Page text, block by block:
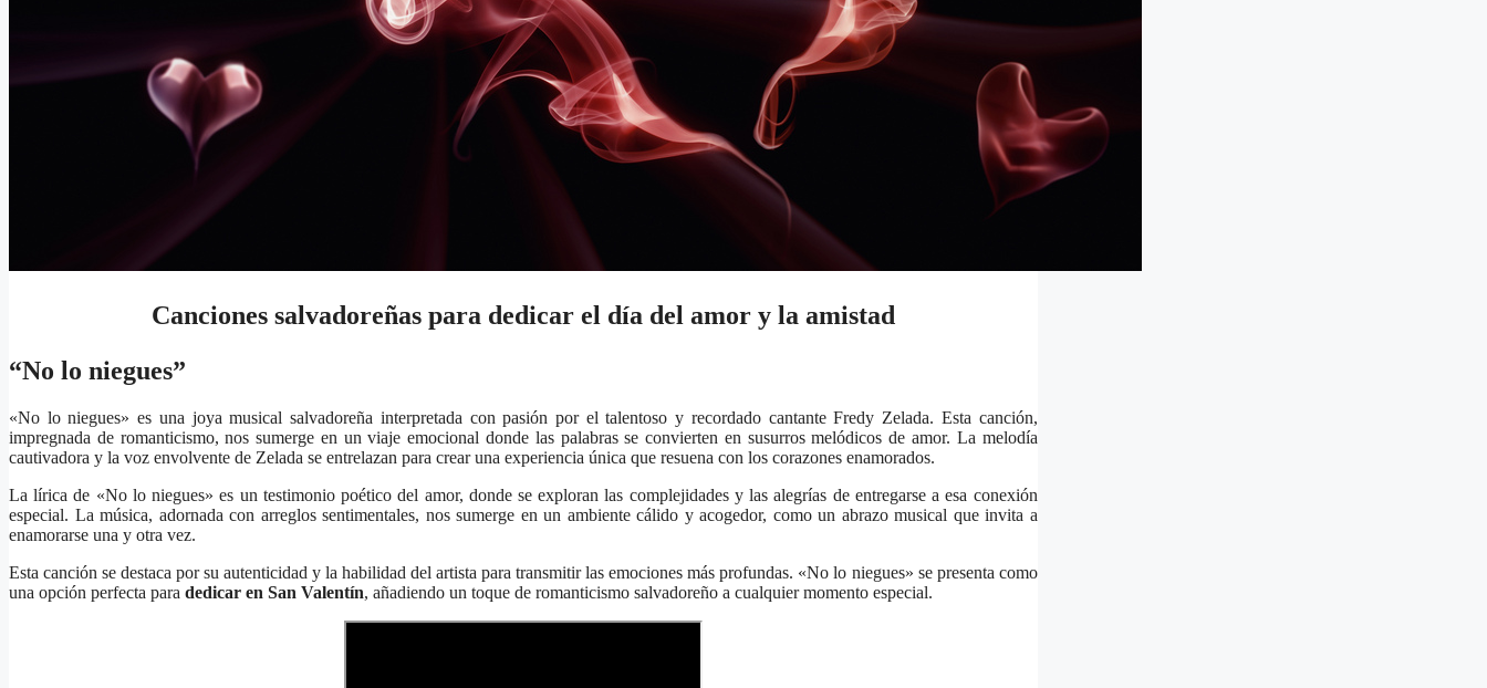
Canciones salvadoreñas para dedicar el día del amor y la amistad
“No lo niegues”
«No lo niegues» es una joya musical salvadoreña interpretada con pasión por el talentoso y recordado cantante Fredy Zelada. Esta canción,
impregnada de romanticismo, nos sumerge en un viaje emocional donde las palabras se convierten en susurros melódicos de amor. La melodía
cautivadora y la voz envolvente de Zelada se entrelazan para crear una experiencia única que resuena con los corazones enamorados.
La lírica de «No lo niegues» es un testimonio poético del amor, donde se exploran las complejidades y las alegrías de entregarse a esa conexión
especial. La música, adornada con arreglos sentimentales, nos sumerge en un ambiente cálido y acogedor, como un abrazo musical que invita a
enamorarse una y otra vez.
Esta canción se destaca por su autenticidad y la habilidad del artista para transmitir las emociones más profundas. «No lo niegues» se presenta como
una opción perfecta para dedicar en San Valentín, añadiendo un toque de romanticismo salvadoreño a cualquier momento especial.